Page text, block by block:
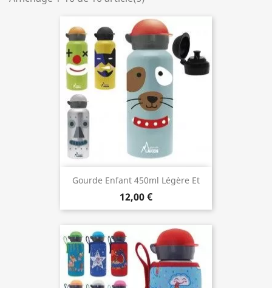
et sûres, colorées ou à
l'effigie de leurs idoles,
elles sont à toutes
épreuves et 100% étanches
! Matière de la gourde
:inox, alu, plastique léger,
tritan...et même verre.
Gourde Enfant 450ml Légère Et
Solide En Aluminium
12,00 €